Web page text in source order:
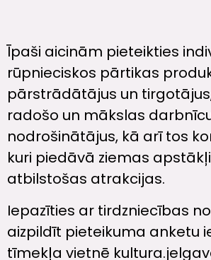
Īpaši aicinām pieteikties
rūpnieciskos pārtikas
pārstrādātājus un
radošo un mākslas
nodrošinātājus, kā arī tos
kuri piedāvā ziemas
atbilstošas atrakcijas.
Iepazīties ar tirdzniecības
aizpildīt pieteikuma anketu
tīmekļa vietnē